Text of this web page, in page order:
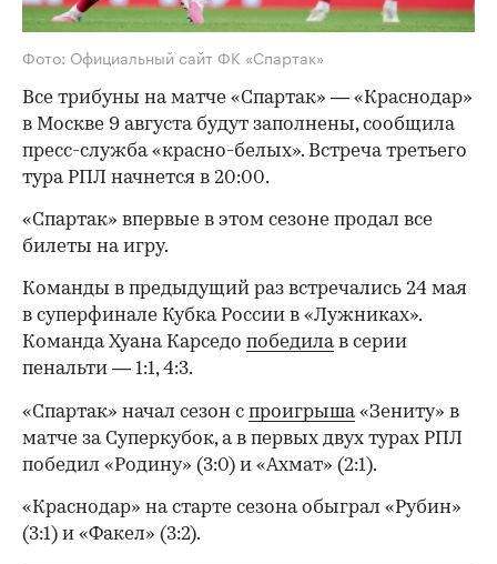
Фото: Официальный сайт ФК «Спартак»
Все трибуны на матче «Спартак» — «Краснодар»
в Москве 9 августа будут заполнены, сообщила
пресс-служба «красно-белых». Встреча третьего
тура РПЛ начнется в 20:00.
«Спартак» впервые в этом сезоне продал все
билеты на игру.
Команды в предыдущий раз встречались 24 мая
в суперфинале Кубка России в «Лужниках».
Команда Хуана Карседо победилав серии
пенальти — 1:1, 4:3.
«Спартак» начал сезон с проигрыша«Зениту» в
матче за Суперкубок, а в первых двух турах РПЛ
победил «Родину» (3:0) и «Ахмат» (2:1).
«Краснодар» на старте сезона обыграл «Рубин»
(3:1) и «Факел» (3:2).